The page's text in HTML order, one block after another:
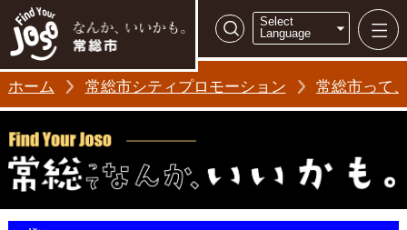
常総市シテ
検索
Select
Language
ホーム 常総市シティプロモーション 常総市って